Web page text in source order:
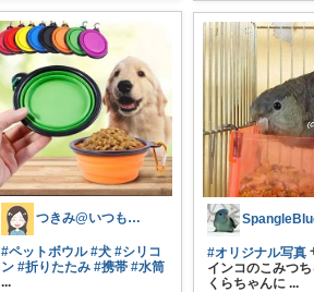
つきみ@いつもありがとうございます🙏
#ペットボウル #犬 #シリコ
ン #折りたたみ #携帯 #水筒
...
#オリジナル写真
インコのこみつち
くらちゃんに ...